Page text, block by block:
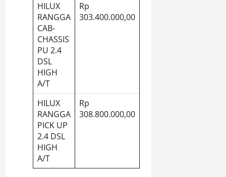
HILUX
RANGGA
CAB-
CHASSIS
PU 2.4
DSL
HIGH
A/T
Rp
303.400.000,00
HILUX
RANGGA
PICK UP
2.4 DSL
HIGH
A/T
Rp
308.800.000,00